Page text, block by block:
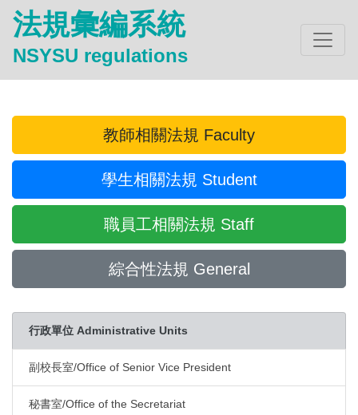
法規彙編系統
NSYSU regulations
教師相關法規 Faculty
學生相關法規 Student
職員工相關法規 Staff
綜合性法規 General
行政單位 Administrative Units
副校長室/Office of Senior Vice President
秘書室/Office of the Secretariat